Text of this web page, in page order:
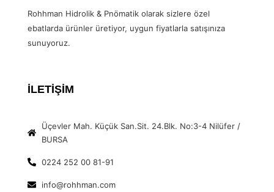
Rohhman Hidrolik & Pnömatik olarak sizlere özel
ebatlarda ürünler üretiyor, uygun fiyatlarla satışınıza
sunuyoruz.
İLETİŞİM
Üçevler Mah. Küçük San.Sit. 24.Blk. No:3-4 Nilüfer /
BURSA
0224 252 00 81-91
info@rohhman.com